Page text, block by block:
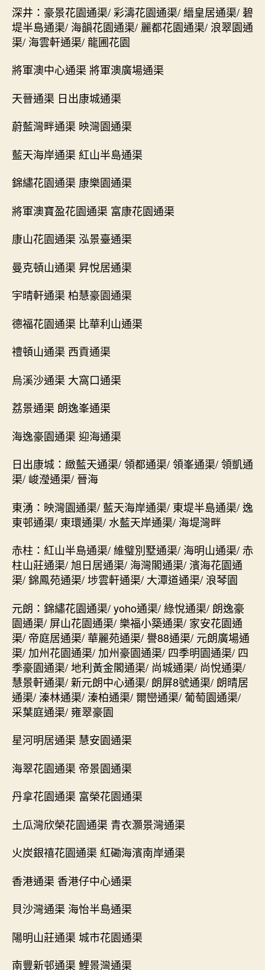
深井：豪景花園通渠/ 彩濤花園通渠/ 縉皇居通渠/ 碧
堤半島通渠/ 海韻花園通渠/ 麗都花園通渠/ 浪翠園通
渠/ 海雲軒通渠/ 龍圃花園
將軍澳中心通渠 將軍澳廣場通渠
天晉通渠 日出康城通渠
蔚藍灣畔通渠 映灣園通渠
藍天海岸通渠 紅山半島通渠
錦繡花園通渠 康樂園通渠
將軍澳寶盈花園通渠 富康花園通渠
康山花園通渠 泓景臺通渠
曼克頓山通渠 昇悅居通渠
宇晴軒通渠 柏慧豪園通渠
德福花園通渠 比華利山通渠
禮頓山通渠 西貢通渠
烏溪沙通渠 大窩口通渠
荔景通渠 朗逸峯通渠
海逸豪園通渠 迎海通渠
日出康城：緻藍天通渠/ 領都通渠/ 領峯通渠/ 領凱通
渠/ 峻瀅通渠/ 晉海
東湧：映灣園通渠/ 藍天海岸通渠/ 東堤半島通渠/ 逸
東邨通渠/ 東環通渠/ 水藍天岸通渠/ 海堤灣畔
赤柱：紅山半島通渠/ 維璧別墅通渠/ 海明山通渠/ 赤
柱山莊通渠/ 旭日居通渠/ 海灣閣通渠/ 濱海花園通
渠/ 錦鳳苑通渠/ 埗雲軒通渠/ 大潭道通渠/ 浪琴園
元朗：錦繡花園通渠/ yoho通渠/ 綠悅通渠/ 朗逸豪
園通渠/ 屏山花園通渠/ 樂福小築通渠/ 家安花園通
渠/ 帝庭居通渠/ 華麗苑通渠/ 譽88通渠/ 元朗廣場通
渠/ 加州花園通渠/ 加州豪園通渠/ 四季明園通渠/ 四
季豪園通渠/ 地利黃金閣通渠/ 尚城通渠/ 尚悅通渠/
慧景軒通渠/ 新元朗中心通渠/ 朗屏8號通渠/ 朗晴居
通渠/ 溱林通渠/ 溱柏通渠/ 爾巒通渠/ 葡萄園通渠/
采葉庭通渠/ 雍翠豪園
星河明居通渠 慧安園通渠
海翠花園通渠 帝景園通渠
丹拿花園通渠 富榮花園通渠
土瓜灣欣榮花園通渠 青衣灝景灣通渠
火炭銀禧花園通渠 紅磡海濱南岸通渠
香港通渠 香港仔中心通渠
貝沙灣通渠 海怡半島通渠
陽明山莊通渠 城市花園通渠
南豐新邨通渠 鯉景灣通渠